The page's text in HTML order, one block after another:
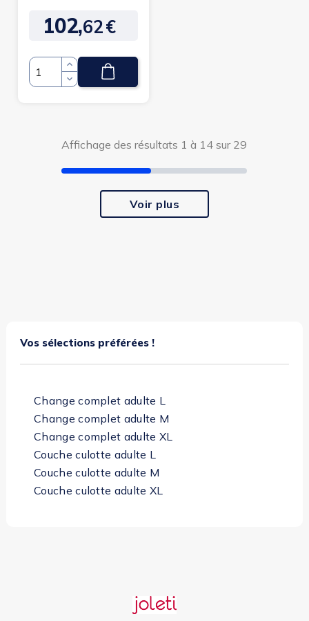
Vos sélections préférées !
Change complet adulte L
Change complet adulte M
Change complet adulte XL
Couche culotte adulte L
Couche culotte adulte M
Couche culotte adulte XL
Prix
102,62€
Quantité
Affichage des résultats 1 à 14 sur 29
Voir plus